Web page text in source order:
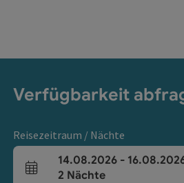
Verfügbarkeit
Reisezeitraum / Nächte
An- und Abreisefelder
14.08.2026-
2 Nächte